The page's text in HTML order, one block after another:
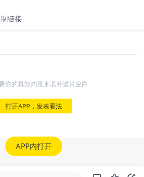
链接
你的真知灼见来填补这片空白
打开APP，发表看法
APP内打开